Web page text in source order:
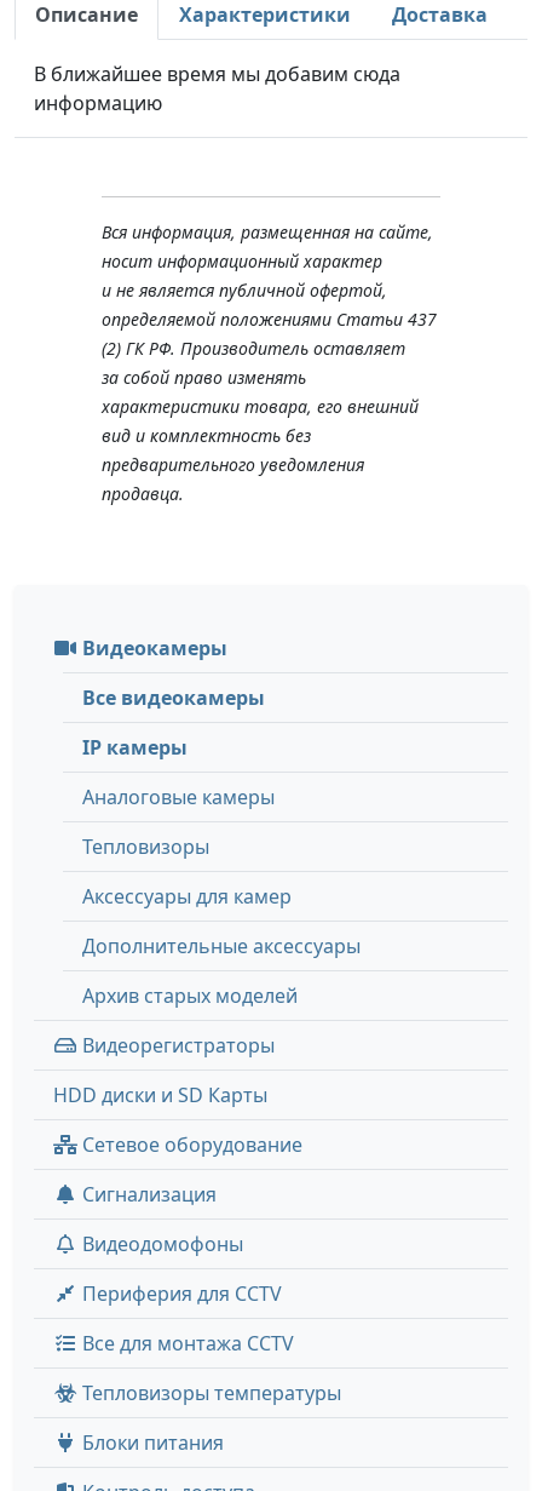
Описание Характеристики Доставка
В ближайшее время мы добавим сюда
информацию
Вся информация, размещенная на сайте,
носит информационный характер
и не является публичной офертой,
определяемой положениями Статьи 437
(2) ГК РФ. Производитель оставляет
за собой право изменять
характеристики товара, его внешний
вид и комплектность без
предварительного уведомления
продавца.
Видеокамеры
Все видеокамеры
IP камеры
Аналоговые камеры
Тепловизоры
Аксессуары для камер
Дополнительные аксессуары
Архив старых моделей
Видеорегистраторы
HDD диски и SD Карты
Сетевое оборудование
Сигнализация
Видеодомофоны
Периферия для CCTV
Все для монтажа CCTV
Тепловизоры температуры
Блоки питания